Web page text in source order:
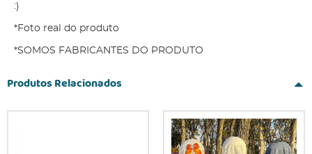
:)
*Foto real do produto
*SOMOS FABRICANTES DO PRODUTO
Produtos Relacionados